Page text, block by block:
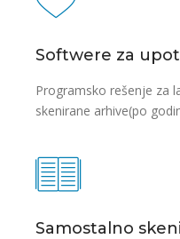
Softwere za
Programsko rešenje za
skenirane arhive(po
Samostalno